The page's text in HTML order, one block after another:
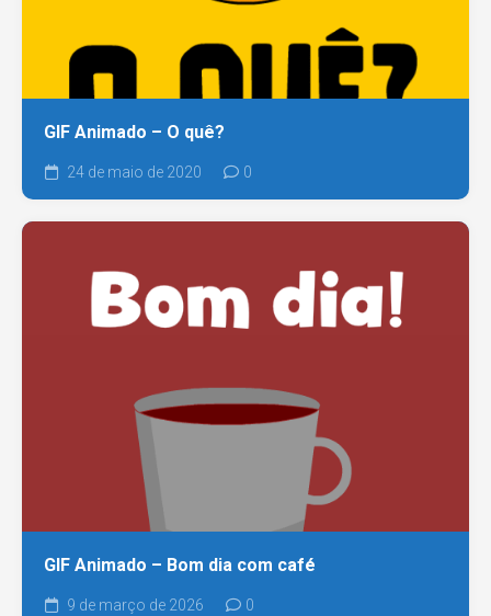
GIF Animado – O quê?
24 de maio de 2020 0
GIF Animado – Bom dia com café
9 de março de 2026 0